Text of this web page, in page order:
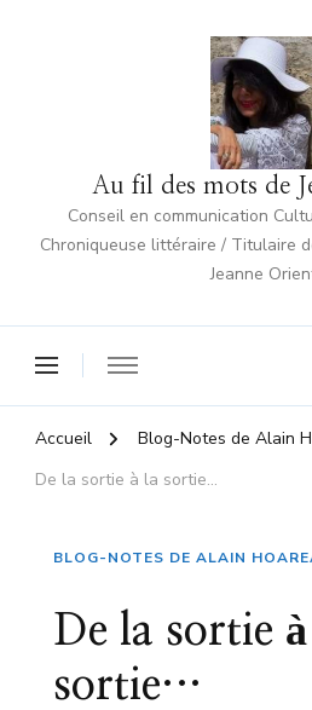
Au fil des mots de
Conseil en communication
Chroniqueuse littéraire / Titulaire
Jeanne
Accueil
Blog-Notes de Alain
De la sortie à la sortie…
BLOG-NOTES DE ALAIN
De la sortie
sortie…